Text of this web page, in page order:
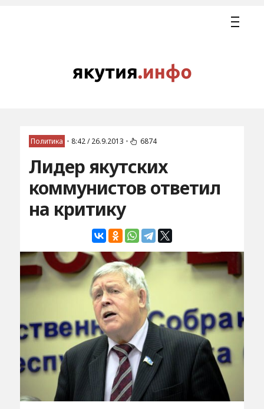
Политика • 8:42 / 26.9.2013 • 6874
Лидер якутских
коммунистов ответил
на критику